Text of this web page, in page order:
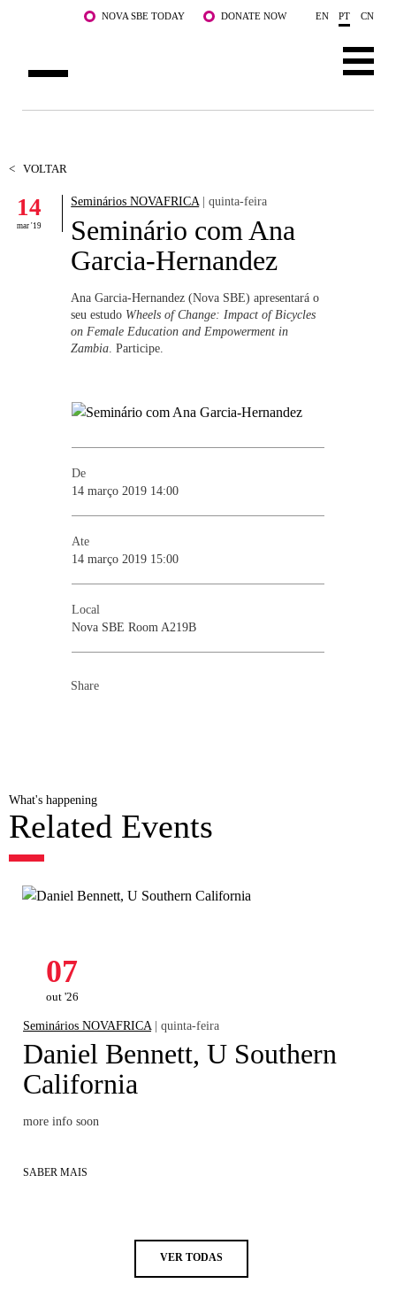
Saltar para o conteúdo principalNOVA SBE TODAY DONATE NOW EN PT CN
DOCENTES E INVESTIGAÇÃO
COMUNIDADE
WHAT'S HAPPENING
< VOLTAR
14
mar '19
Seminários NOVAFRICA| quinta-feira
Seminário com Ana
Garcia-Hernandez
Ana Garcia-Hernandez (Nova SBE) apresentará o
seu estudo Wheels of Change: Impact of Bicycles
on Female Education and Empowerment in
Zambia Participe.
De
14 março 2019 14:00
Ate
14 março 2019 15:00
Local
Nova SBE Room A219B
Share
What's happening
Related Events
07
out '26
Seminários NOVAFRICA | quinta-feira
Daniel Bennett, U Southern
California
more info soon
SABER MAIS
VER TODAS